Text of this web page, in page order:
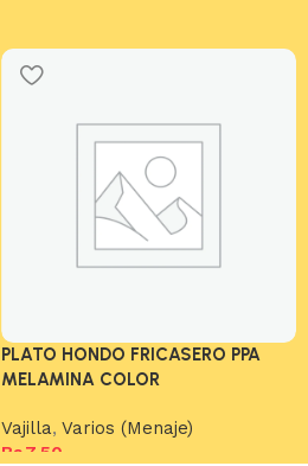
PLATO HONDO FRICASERO PPA
MELAMINA COLOR
Vajilla,Varios (Menaje)
Bs.7,50